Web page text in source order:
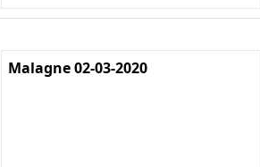
Malagne 02-03-2020